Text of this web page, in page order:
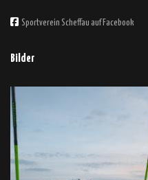
Sportverein Scheffau auf Facebook
Bilder